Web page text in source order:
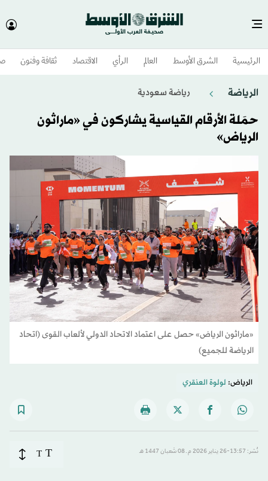
الرئيسية الشرق الأوسط​ العالم الرأي الاقتصاد ثقافة وفنون
الرياضة رياضة سعودية
حمَلة الأرقام القياسية يشاركون في «ماراثون
الرياض»
«ماراثون الرياض» حصل على اعتماد الاتحاد الدولي لألعاب القوى (اتحاد
الرياضة للجميع)
الرياض: لولوة العنقري
نُشر: 13:57-26 يناير 2026 م ـ 08 شَعبان 1447 هـ T
T